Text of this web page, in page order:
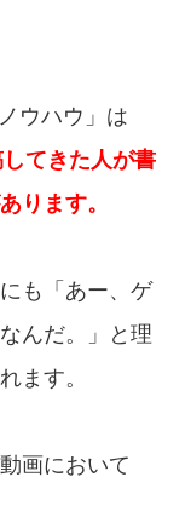
ウハウ」は
てきた人が書
ります。
も「あー、ゲ
んだ。」と理
ます。
画において